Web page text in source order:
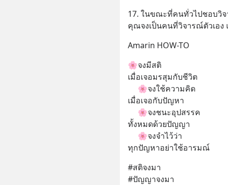
17. ในขณะที่คนทั่วไปชอบวิ
คุณจงเป็นคนที่วิจารณ์ตัวเอ
Amarin HOW-TO
🌸จงมีสติ
เมื่อเจอมรสุมกับชีวิต
     🌸จงใช้ความคิด
เมื่อเจอกับปัญหา
     🌸จงชนะอุปสรรค
ทั้งหมดด้วยปัญญา
     🌸จงจำไว้ว่า
ทุกปัญหาอย่าใช้อารมณ์
#สติจงมา
#ปัญญาจงมา